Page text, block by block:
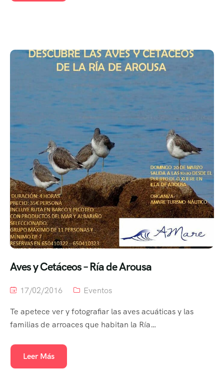
Aves y Cetáceos – Ría de Arousa
17/02/2016
Eventos
Te apetece ver y fotografiar las aves acuáticas y las
familias de arroaces que habitan la Ría…
Leer Más